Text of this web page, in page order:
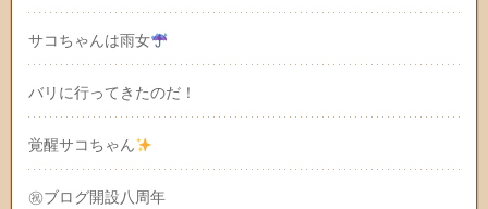
サコちゃんは雨女
バリに行ってきたのだ！
覚醒サコちゃん
㊗ブログ開設八周年